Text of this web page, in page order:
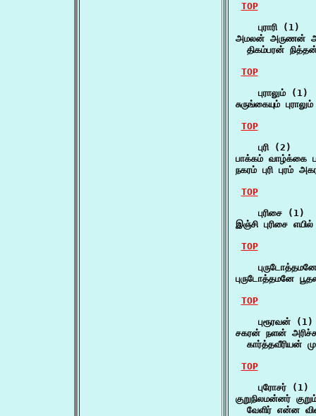
TOP
    புராரி (1)
அமலன் அருணன்
திகம்பரன்
TOP
    புராலும் (1)
சுருங்கையும்
TOP
    புரி (2)
பாக்கம் வாழ்க்கை
நகரம் புரி புரம்
TOP
    புரிசை (1)
இஞ்சி புரிசை
TOP
புருடோத்தமனே
TOP
    புரூரவன் (1)
சகரன் நளன்
கார்த்தவீரியன்
TOP
    புரோசர் (1)
குறுநிலமன்னர்
வேளிர் என்ன